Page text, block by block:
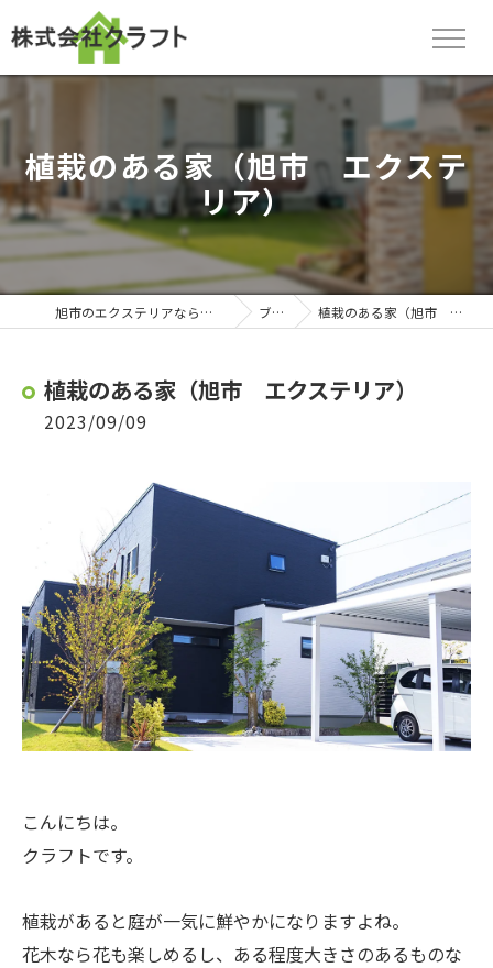
植栽のある家（旭市 エクステ
リア）
旭市のエクステリアなら株式会社クラフト ブログ 植栽のある家（旭市 エクステリア）
植栽のある家（旭市 エクステリア）
2023/09/09
こんにちは。
クラフトです。
植栽があると庭が一気に鮮やかになりますよね。
花木なら花も楽しめるし、ある程度大きさのあるものな